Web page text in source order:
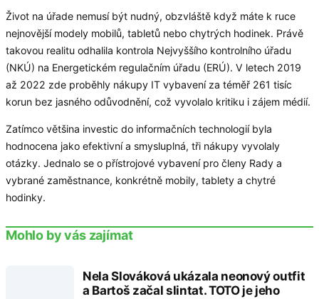
Život na úřade nemusí být nudný, obzvláště když máte k ruce
nejnovější modely mobilů, tabletů nebo chytrých hodinek. Právě
takovou realitu odhalila kontrola Nejvyššího kontrolního úřadu
(NKÚ) na Energetickém regulačním úřadu (ERÚ). V letech 2019
až 2022 zde proběhly nákupy IT vybavení za téměř 261 tisíc
korun bez jasného odůvodnění, což vyvolalo kritiku i zájem médií.
Zatímco většina investic do informačních technologií byla
hodnocena jako efektivní a smysluplná, tři nákupy vyvolaly
otázky. Jednalo se o přístrojové vybavení pro členy Rady a
vybrané zaměstnance, konkrétně mobily, tablety a chytré
hodinky.
Mohlo by vás zajímat
Nela Slováková ukázala neonový outfit
a Bartoš začal slintat. TOTO je jeho